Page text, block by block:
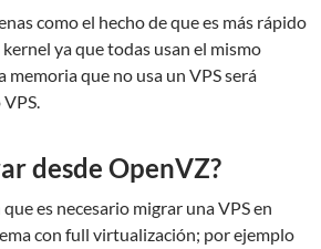
como el hecho de que es más rápido
ya que todas usan el mismo
memoria que no usa un VPS será
desde OpenVZ?
es necesario migrar una VPS en
con full virtualización; por ejemplo